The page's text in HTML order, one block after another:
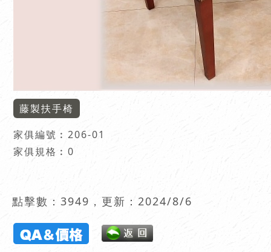
藤製扶手椅
家俱編號︰206-01
家俱規格︰0
點擊數：3949，更新：2024/8/6